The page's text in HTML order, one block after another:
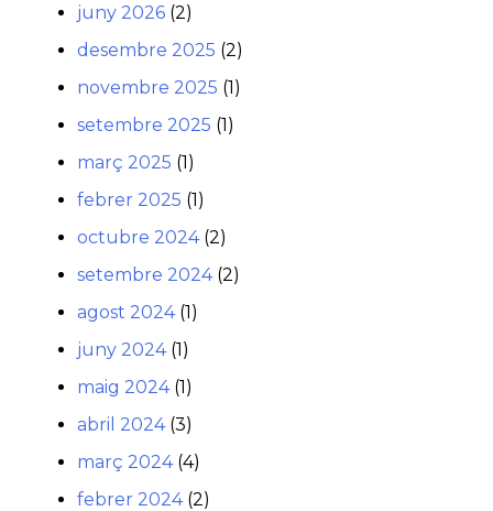
juny 2026 (2)
desembre 2025 (2)
novembre 2025 (1)
setembre 2025 (1)
març 2025 (1)
febrer 2025 (1)
octubre 2024(2)
setembre 2024(2)
agost 2024(1)
juny 2024(1)
maig 2024(1)
abril 2024(3)
març 2024(4)
febrer 2024(2)